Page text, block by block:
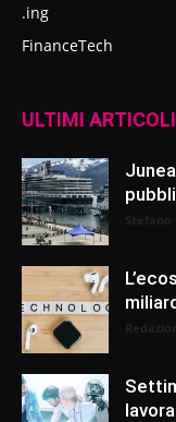
.ing
FinanceTech
ULTIMI ARTICOLI